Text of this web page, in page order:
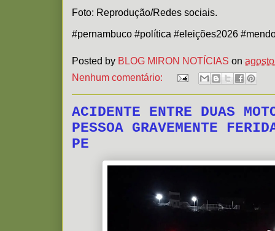
Foto: Reprodução/Redes sociais.
#pernambuco #política #eleições2026
Posted by BLOG MIRON NOTÍCIAS on
Nenhum comentário:
ACIDENTE ENTRE DUAS
PESSOA GRAVEMENTE
PE